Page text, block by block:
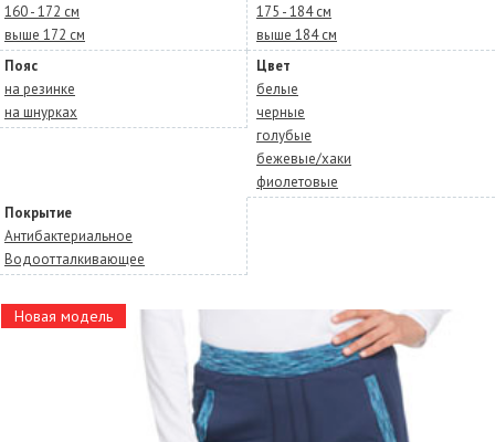
160 - 172 см
выше 172 см
175 - 184 см
выше 184 см
Пояс
на резинке
на шнурках
Цвет
белые
черные
голубые
бежевые/хаки
фиолетовые
Покрытие
Антибактериальное
Водоотталкивающее
Новая модель